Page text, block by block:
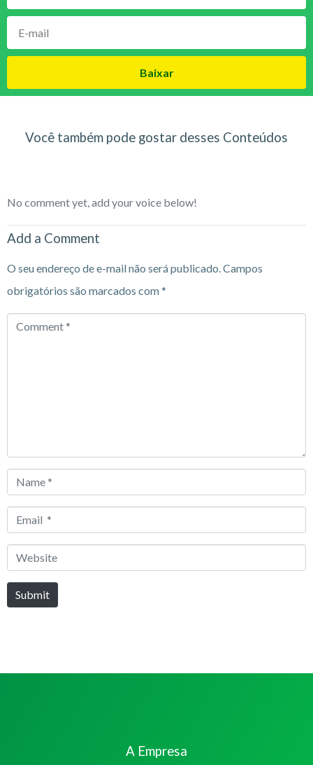
Baixar
Você também pode gostar desses Conteúdos
No comment yet, add your voice below!
Add a Comment
O seu endereço de e-mail não será publicado.Campos
obrigatórios são marcados com*
Comment
Name
Email
Website
Submit
A Empresa